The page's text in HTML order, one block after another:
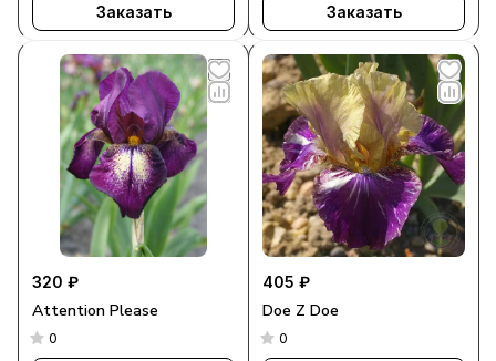
Заказать Заказать
320 ₽
Attention Please
0
405 ₽
Doe Z Doe
0